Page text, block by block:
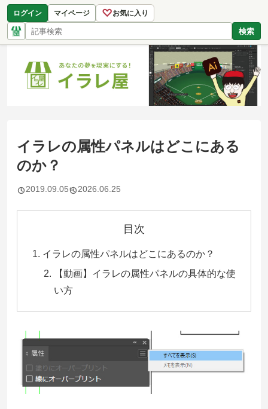
ログイン マイページ ♡お気に入り
検索
イラレの属性パネルはどこにある
のか？
2019.09.05 2026.06.25
目次
イラレの属性パネルはどこにあるのか？
【動画】イラレの属性パネルの具体的な使
い方